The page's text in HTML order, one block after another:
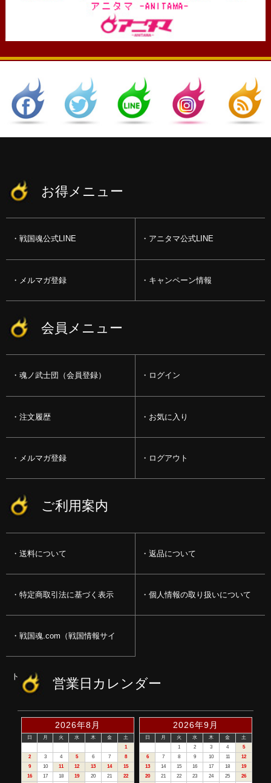
お得メニュー
戦国魂公式LINE アニタマ公式LINE
メルマガ登録 キャンペーン情報
会員メニュー
魂ノ武士団（会員登録） ログイン
注文履歴 お気に入り
メルマガ登録 ログアウト
ご利用案内
送料について 返品について
特定商取引法に基づく表示 個人情報の取り扱いについて
戦国魂.com（戦国情報サイ
ト） 営業日カレンダー
2026年8月
日 月 火 水 木 金
土
1
2
3 4 5 6 7
8
9
10 11 12 13 14
15
16
17 18 19 20 21
22
2026年9月
日 月 火 水 木 金
土
1
2 3 4
5
6
7 8 9 10 11
12
13
14 15 16 17 18
19
20
21 22 23 24 25
26